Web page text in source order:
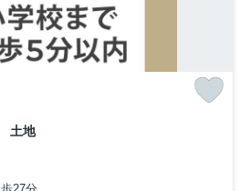
土地